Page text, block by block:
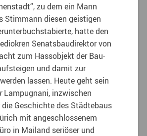
zu dem ein Mann
Stimmann diesen geistigen
hatte den
Senatsbaudirektor von
zum Hassobjekt der Bau-
und damit zur
lassen. Heute geht sein
Lampugnani, inzwischen
Geschichte des Städtebaus
mit angeschlossenem
in Mailand seriöser und